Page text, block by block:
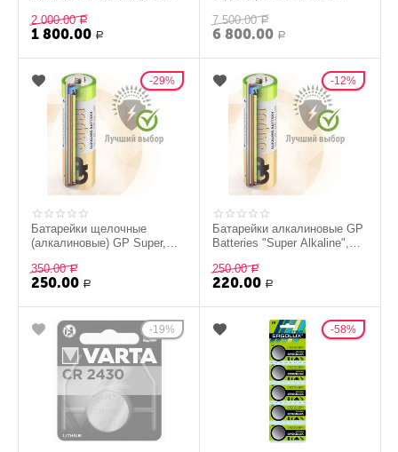
2 000.00 Р
1 800.00 Р
7 500.00 Р
6 800.00 Р
29%
Батарейки щелочные
(алкалиновые) GP Super,
4 шт.
350.00 Р
250.00 Р
12%
Батарейки алкалиновые GP
Batteries "Super Alkaline",
шт.
250.00 Р
220.00 Р
19% 58%